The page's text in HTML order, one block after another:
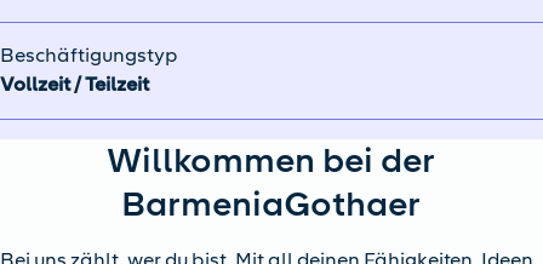
Beschäftigungstyp
Vollzeit / Teilzeit
Willkommen bei der
BarmeniaGothaer
Bei uns zählt, wer du bist. Mit all deinen Fähigkeiten, Ideen